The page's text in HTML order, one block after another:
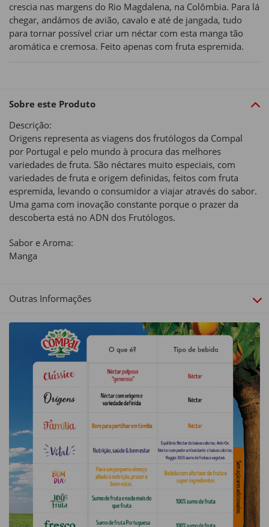
crescia nas margens do Rio Magdalena, na Colômbia. Para lá
chegar, andámos de avião, cavalo e até de jangada, tudo
para tornar possível criar um néctar com esta manga tão
aromática e cremosa. Feito apenas com fruta espremida.
Sobre este Produto
Descrição:
Origens representa as viagens dos frutólogos da Compal
por Portugal e pelo mundo à procura das melhores
variedades de fruta. São néctares muito especiais, com
variedades de fruta e origem definidas, feitos com fruta
espremida, levando o consumidor a viajar através do sabor.
Uma gama com inovação constante porque o prazer da
descoberta está no ADN dos Frutólogos.
Sabor e Aroma:
Manga
Outras Informações